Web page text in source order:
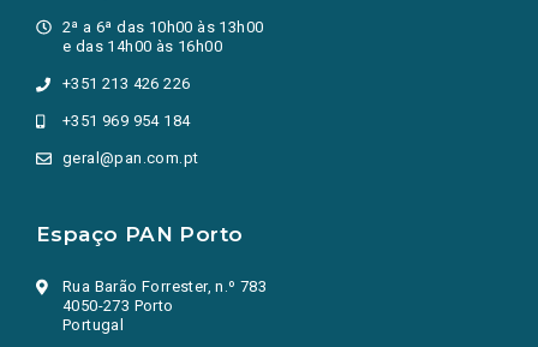
2ª a 6ª das 10h00 às 13h00
e das 14h00 às 16h00
+351 213 426 226
+351 969 954 184
geral@pan.com.pt
Espaço PAN Porto
Rua Barão Forrester, n.º 783
4050-273 Porto
Portugal